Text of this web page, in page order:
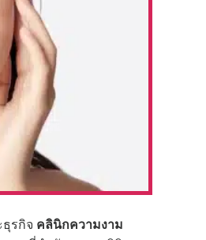
รกิจ คลินิกความงาม